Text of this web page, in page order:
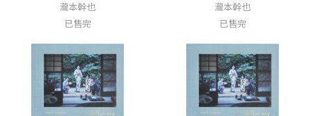
瀧本幹也
已售完
瀧本幹也
已售完